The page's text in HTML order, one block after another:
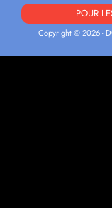
POUR
Copyright © 2026 -